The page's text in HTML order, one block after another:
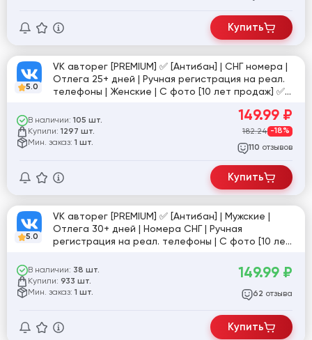
Купить
5.0
VK авторег [PREMIUM] ✅ [Антибан] | СНГ номера |
Отлега 25+ дней | Ручная регистрация на реал.
телефоны | Женские | С фото [10 лет продаж] ✅
В наличии: 105 шт.
Купили: 1297 шт.
Мин. заказ: 1 шт.
149.99 ₽
182.24 -18%
110 отзывов
Купить
5.0
VK авторег [PREMIUM] ✅ [Антибан] | Мужские |
Отлега 30+ дней | Номера СНГ | Ручная
регистрация на реал. телефоны | С фото [10 лет
В наличии: 38 шт.
Купили: 933 шт.
Мин. заказ: 1 шт.
149.99 ₽
62 отзыва
Купить